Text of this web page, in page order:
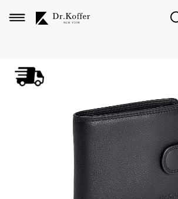
Дорожная коллекция
Мужская коллекция
Женская коллекция
Подарки и сувениры